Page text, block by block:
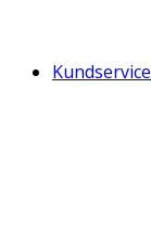
Kundservice